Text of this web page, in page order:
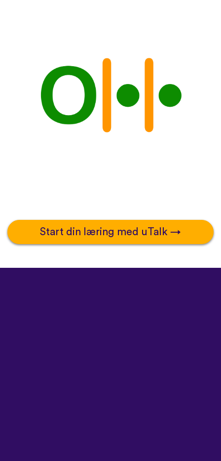
Start din læring med uTalk